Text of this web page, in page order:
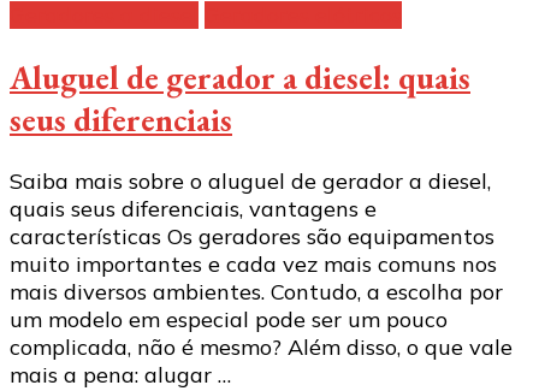
Aluguel de gerador a diesel: quais
seus diferenciais
Saiba mais sobre o aluguel de gerador a diesel,
quais seus diferenciais, vantagens e
características Os geradores são equipamentos
muito importantes e cada vez mais comuns nos
mais diversos ambientes. Contudo, a escolha por
um modelo em especial pode ser um pouco
complicada, não é mesmo? Além disso, o que vale
mais a pena: alugar …